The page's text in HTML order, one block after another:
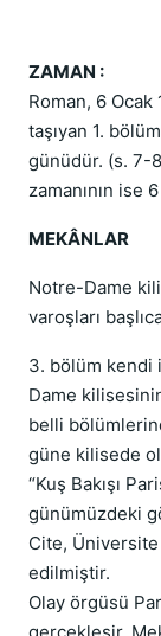
ZAMAN :
Roman, 6 Ocak
taşıyan 1.
günüdür. (s. 7-
zamanının ise
MEKÂNLAR
Notre-Dame
varoşları
3. bölüm kendi
Dame
belli
güne kilisede
“Kuş Bakışı
günümüzdeki
Cite, Üniversite
edilmiştir.
Olay örgüsü